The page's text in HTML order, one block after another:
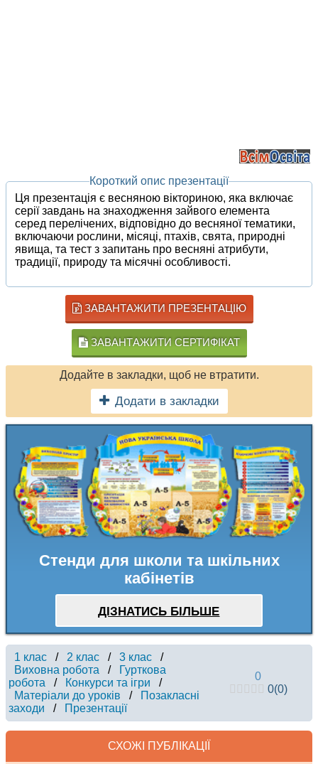
Короткий опис презентації
Ця презентація є весняною вікториною, яка включає
серії завдань на знаходження зайвого елемента
серед перелічених, відповідно до весняної тематики,
включаючи рослини, місяці, птахів, свята, природні
явища, та тест з запитань про весняні атрибути,
традиції, природу та місячні особливості.
ЗАВАНТАЖИТИ ПРЕЗЕНТАЦІЮ
ЗАВАНТАЖИТИ СЕРТИФІКАТ
Додайте в закладки, щоб не втратити.
Додати в закладки
Стенди для школи та шкільних
кабінетів
ДІЗНАТИСЬ БІЛЬШЕ
1 клас / 2 клас / 3 клас
/
Виховна робота
/
Гурткова
робота
/ Конкурси та ігри
/
Матеріали до уроків
/
Позакласні
заходи
/ Презентації
0
0(0)
СХОЖІ ПУБЛІКАЦІЇ